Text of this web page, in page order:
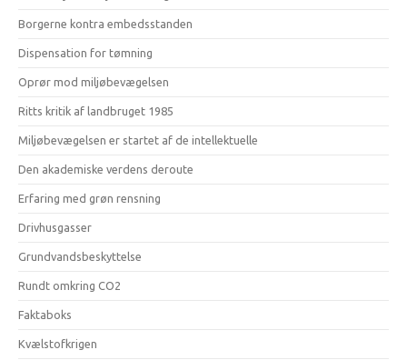
Borgerne kontra embedsstanden
Dispensation for tømning
Oprør mod miljøbevægelsen
Ritts kritik af landbruget 1985
Miljøbevægelsen er startet af de intellektuelle
Den akademiske verdens deroute
Erfaring med grøn rensning
Drivhusgasser
Grundvandsbeskyttelse
Rundt omkring CO2
Faktaboks
Kvælstofkrigen